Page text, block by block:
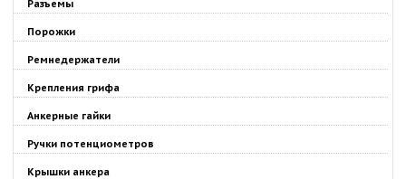
Разъемы
Порожки
Ремнедержатели
Крепления грифа
Анкерные гайки
Ручки потенциометров
Крышки анкера